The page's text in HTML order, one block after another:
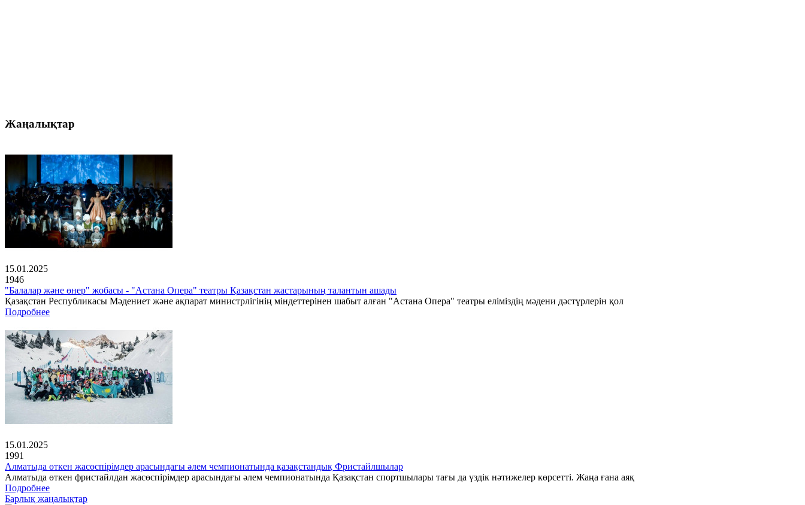
Жаңалықтар
15.01.2025
1946
"Балалар және өнер" жобасы - "Астана Опера" театры Қазақстан жастарының талантын ашады
Қазақстан Республикасы Мәдениет және ақпарат министрлігінің міндеттерінен шабыт алған "Астана Опера" театры еліміздің мәдени дәстүрлерін қол
Подробнее
15.01.2025
1991
Алматыда өткен жасөспірімдер арасындағы әлем чемпионатында қазақстандық Фристайлшылар
Алматыда өткен фристайлдан жасөспірімдер арасындағы әлем чемпионатында Қазақстан спортшылары тағы да үздік нәтижелер көрсетті. Жаңа ғана аяқ
Подробнее
Барлық жаңалықтар